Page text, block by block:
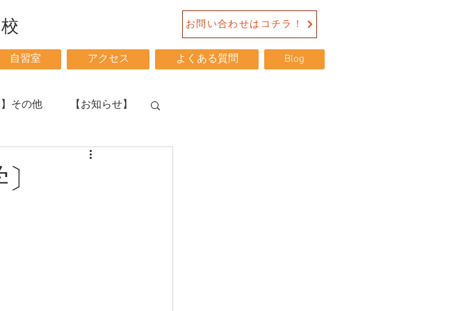
お問い合わせはコチラ！
自習室 アクセス よくある質問 Blog
】その他 【お知らせ】